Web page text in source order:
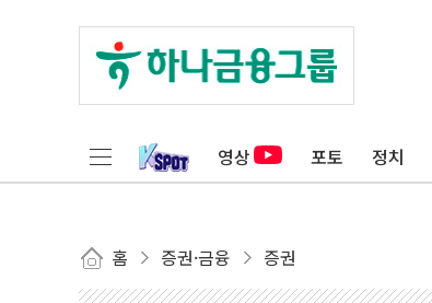
영상 포토 정치
홈 증권·금융 증권